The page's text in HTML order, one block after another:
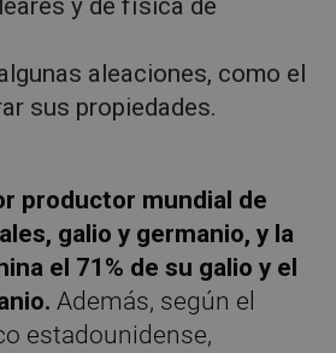
y de física de
aleaciones, como el
sus propiedades.
productor mundial de
galio y germanio, y la
el 71% de su galio y el
Además, según el
estadounidense,